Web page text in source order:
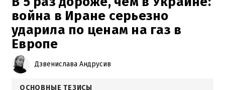
война в Иране серьезно
ударила по ценам на газ в
Европе
Дзвенислава Андрусив
ОСНОВНЫЕ ТЕЗИСЫ